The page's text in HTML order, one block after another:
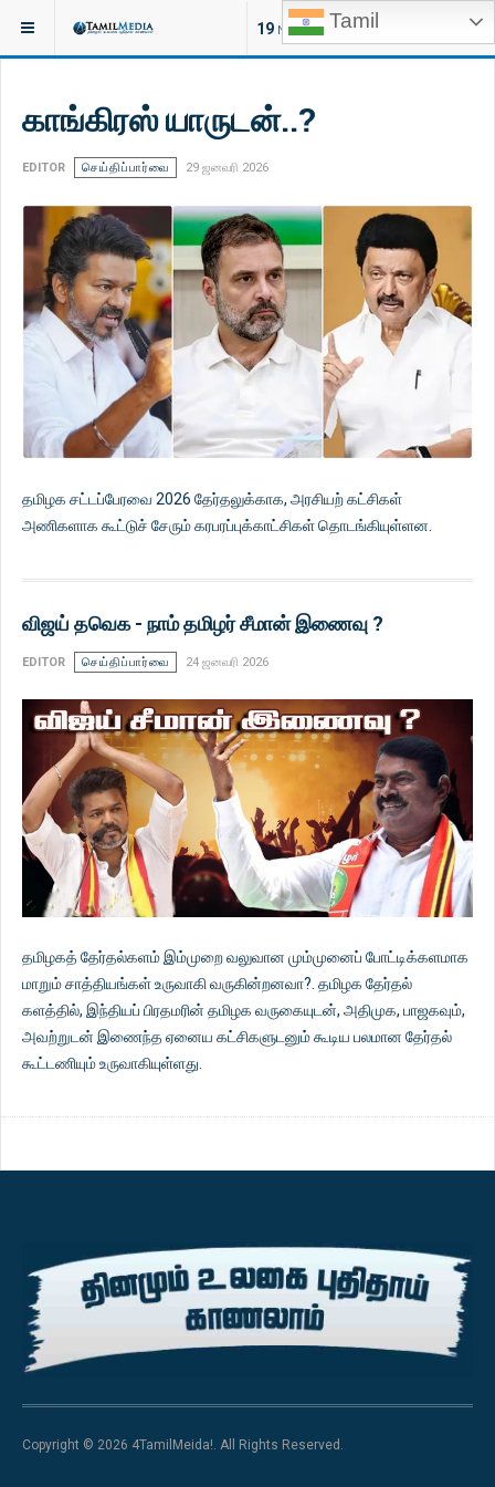
Tamil
19 NEW ARTICLES
இருக்குமிடம்: செய்திகள்
காங்கிரஸ் யாருடன்..?
EDITOR செய்திப்பார்வை 29 ஜனவரி 2026
தமிழக சட்டப்பேரவை 2026 தேர்தலுக்காக, அரசியற் கட்சிகள்
அணிகளாக கூட்டுச் சேரும் கரபரப்புக்காட்சிகள் தொடங்கியுள்ளன.
விஜய் தவெக - நாம் தமிழர் சீமான் இணைவு ?
EDITOR செய்திப்பார்வை 24 ஜனவரி 2026
தமிழகத் தேர்தல்களம் இம்முறை வலுவான மும்முனைப் போட்டிக்களமாக
மாறும் சாத்தியங்கள் உருவாகி வருகின்றனவா?. தமிழக தேர்தல்
களத்தில், இந்தியப் பிரதமரின் தமிழக வருகையுடன், அதிமுக, பாஜகவும்,
அவற்றுடன் இணைந்த ஏனைய கட்சிகளுடனும் கூடிய பலமான தேர்தல்
கூட்டணியும் உருவாகியுள்ளது.
Copyright © 2026 4TamilMeida!. All Rights Reserved.